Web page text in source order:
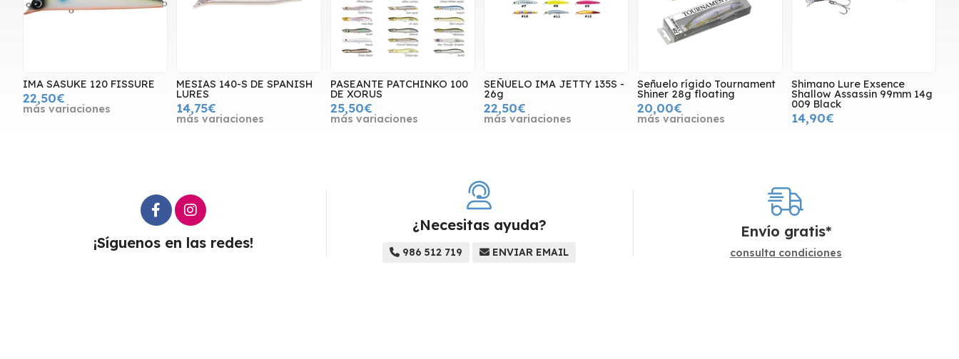
IMA SASUKE 120 FISSURE
22,50€
más variaciones
MESIAS 140-S DE SPANISH
LURES
14,75€
más variaciones
PASEANTE PATCHINKO 100
DE XORUS
25,50€
más variaciones
SEÑUELO IMA JETTY 135S -
26g
22,50€
más variaciones
Señuelo rígido Tournament
Shiner 28g floating
20,00€
más variaciones
Shimano Lure Exsence
Shallow Assassin 99mm 14g
009 Black
14,90€
¡Síguenos en las redes!
¿Necesitas ayuda?
986 512 719 ENVIAR EMAIL
Envío gratis*
consulta condiciones